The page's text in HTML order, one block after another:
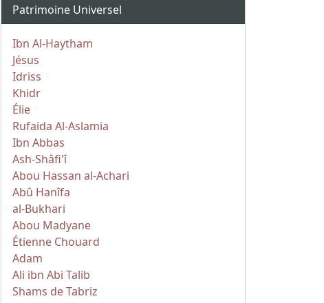
Patrimoine Universel
Ibn Al-Haytham
Jésus
Idriss
Khidr
Élie
Rufaida Al-Aslamia
Ibn Abbas
Ash-Shâfi'î
Abou Hassan al-Achari
Abû Hanîfa
al-Bukhari
Abou Madyane
Étienne Chouard
Adam
Ali ibn Abi Talib
Shams de Tabriz